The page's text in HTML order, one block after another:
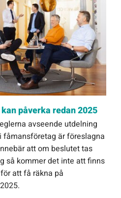
påverka redan 2025
avseende utdelning
fåmansföretag är föreslagna
att om beslutet tas
så kommer det inte att finns
att få räkna på